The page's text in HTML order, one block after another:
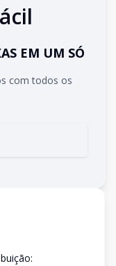
EM UM SÓ
com todos os